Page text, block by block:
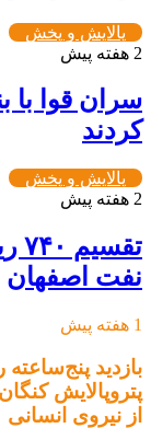
پالایش و پخش
2 هفته پیش
کردند
پالایش و پخش
2 هفته پیش
نفت اصفهان
1 هفته پیش
بازدید
پتروپالایش
از نیروی انسانی